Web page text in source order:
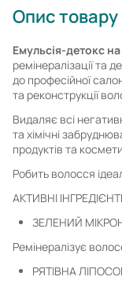
Опис товару
Емульсія-детокс
ремінералізації та
до професійної
та реконструкції
Видаляє всі
та хімічні
продуктів та
Робить волосся
АКТИВНІ
ЗЕЛЕНИЙ
Ремінералізує
РЯТІВНА